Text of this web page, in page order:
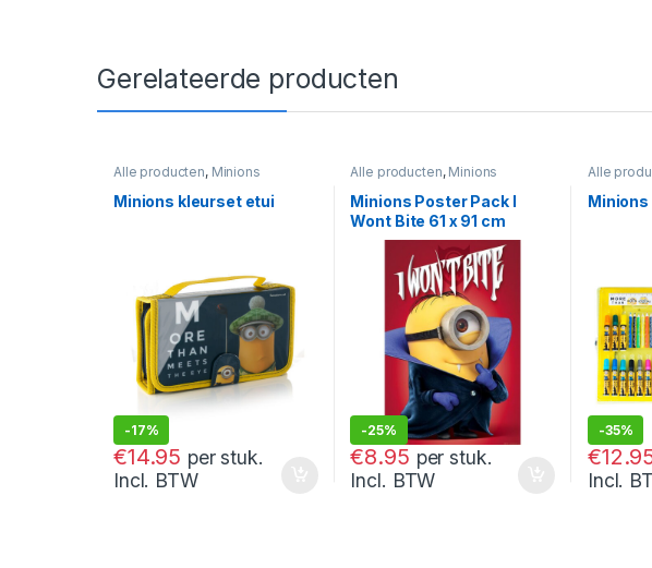
Gerelateerde producten
Alle producten, Minions
Minions kleurset etui
-17%
€14.95
17.95
per stuk.
Incl. BTW
Alle producten, Minions
Minions Poster Pack I
Wont Bite 61 x 91 cm
-25%
€8.95
11.95
per stuk.
Incl. BTW
Alle
-35%
€
19.95
Incl.